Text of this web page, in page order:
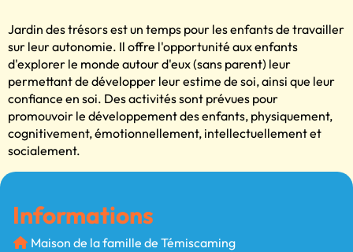
Jardin des trésors est un temps pour les enfants de travailler
sur leur autonomie. Il offre l'opportunité aux enfants
d'explorer le monde autour d'eux (sans parent) leur
permettant de développer leur estime de soi, ainsi que leur
confiance en soi. Des activités sont prévues pour
promouvoir le développement des enfants, physiquement,
cognitivement, émotionnellement, intellectuellement et
socialement.
Informations
Maison de la famille de Témiscaming